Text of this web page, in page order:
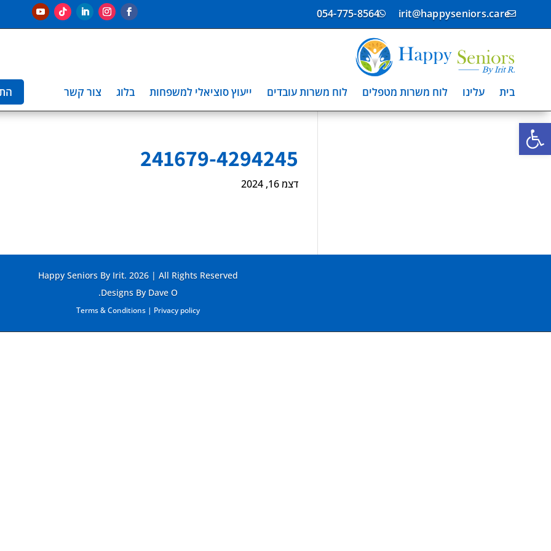
פתח סרגל נגישות

irit@happyseniors.care

054-775-8564
בית עלינו לוח משרות מטפלים לוח משרות עובדים ייעוץ סוציאלי למשפחות בלוג צור קשר
241679-4294245
דצמ 16, 2024
Happy Seniors By Irit. 2026 | All Rights Reserved
Designs By Dave O.
Terms & Conditions| Privacy policy